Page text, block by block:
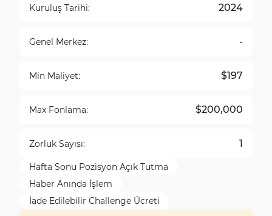
Kuruluş Tarihi: 2024
Genel Merkez: -
Min Maliyet: $197
Max Fonlama: $200,000
Zorluk Sayısı: 1
Hafta Sonu Pozisyon Açık Tutma
Haber Anında İşlem
İade Edilebilir Challenge Ücreti